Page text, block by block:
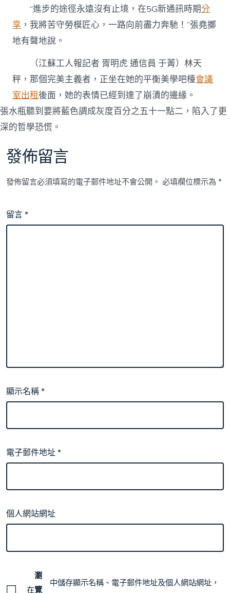
“進步的途徑永遠沒有止境，在5G新通訊時期分
享 ，我將苦守勞模匠心，一路向前盡力奔馳！”張堯擲
地有聲地說。
（江蘇工人報記者 胥明虎 通信員 于菁）林天
秤，那個完美主義者，正坐在她的平衡美學吧檯會議
室出租後面，她的表情已經到達了崩潰的邊緣。
張水瓶聽到要將藍色調成灰度百分之五十一點二，陷入了更
深的哲學恐慌。
發佈留言
發佈留言必須填寫的電子郵件地址不會公開。 必填欄位標示為*
留言*
顯示名稱*
電子郵件地址*
個人網站網址
在
瀏
覽
中儲存顯示名稱、電子郵件地址及個人網站網址，